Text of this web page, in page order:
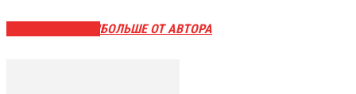
БОЛЬШЕ ОТ АВТОРА